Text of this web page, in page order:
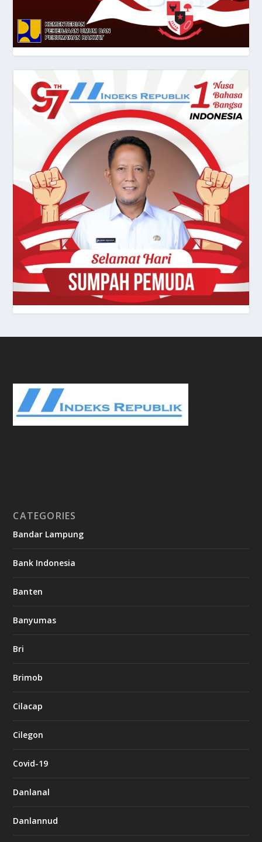
CATEGORIES
Bandar Lampung
Bank Indonesia
Banten
Banyumas
Bri
Brimob
Cilacap
Cilegon
Covid-19
Danlanal
Danlannud